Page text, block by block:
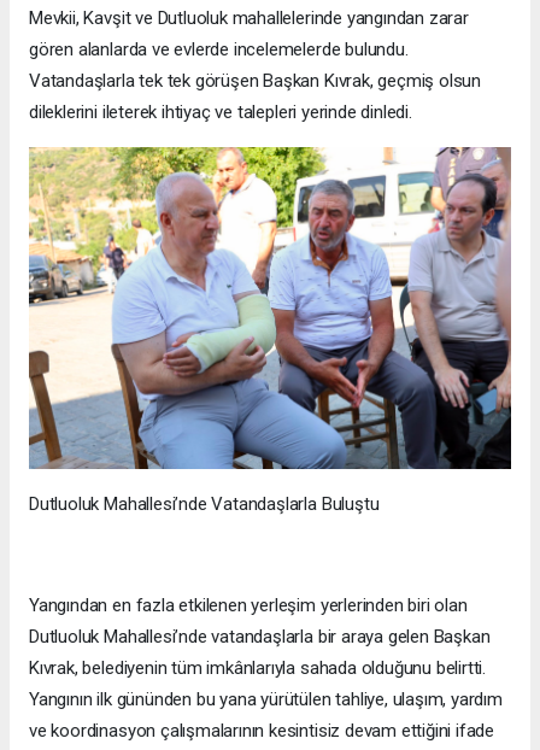
Mevkii, Kavşit ve Dutluoluk mahallelerinde yangından zarar
gören alanlarda ve evlerde incelemelerde bulundu.
Vatandaşlarla tek tek görüşen Başkan Kıvrak, geçmiş olsun
dileklerini ileterek ihtiyaç ve talepleri yerinde dinledi.
Dutluoluk Mahallesi’nde Vatandaşlarla Buluştu
Yangından en fazla etkilenen yerleşim yerlerinden biri olan
Dutluoluk Mahallesi’nde vatandaşlarla bir araya gelen Başkan
Kıvrak, belediyenin tüm imkânlarıyla sahada olduğunu belirtti.
Yangının ilk gününden bu yana yürütülen tahliye, ulaşım, yardım
ve koordinasyon çalışmalarının kesintisiz devam ettiğini ifade